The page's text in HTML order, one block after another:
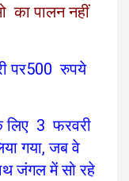
का पालन नहीं
पर500 रुपये
लिए 3 फरवरी
गया, जब वे
जंगल में सो रहे